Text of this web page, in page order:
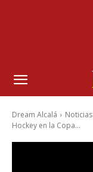
Dream Alcalá Noticias
Hockey en la Copa...